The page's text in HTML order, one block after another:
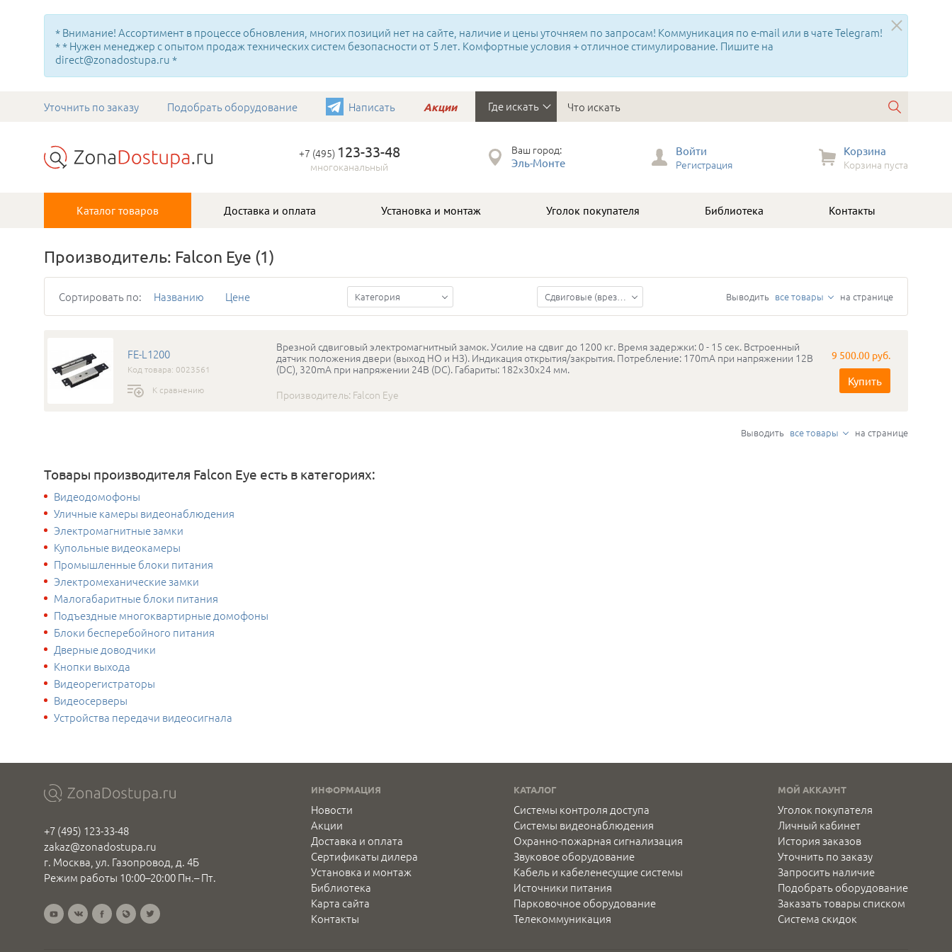
* Внимание! Ассортимент в процессе обновления, многих позиций нет на сайте, наличие и цены уточняем по запросам! Коммуникация по e-mail или в чате Telegram!
* * Нужен менеджер с опытом продаж технических систем безопасности от 5 лет. Комфортные условия + отличное стимулирование. Пишите на
direct@zonadostupa.ru *
Уточнить по заказу Подобрать оборудование Написать Акции Где искать
+7 (495) 123-33-48
многоканальный
Ваш город:
Эль-Монте
Войти
Регистрация
Корзина
Корзина пуста
Каталог товаров Доставка и оплата Установка и монтаж Уголок покупателя Библиотека Контакты
Производитель: Falcon Eye (1)
Сортировать по: Названию Цене Категория Сдвиговые (врезные) электромагнитные замки Выводить все товары на странице
FE-L1200
Код товара: 0023561
К сравнению
Врезной сдвиговый электромагнитный замок. Усилие на сдвиг до 1200 кг. Время задержки: 0 - 15 сек. Встроенный
датчик положения двери (выход НО и НЗ). Индикация открытия/закрытия. Потребление: 170mA при напряжении 12В
(DC), 320mA при напряжении 24В (DC). Габариты: 182х30х24 мм.
Производитель: Falcon Eye
9 500.00 руб.
Купить
Выводить все товары на странице
Товары производителя Falcon Eye есть в категориях:
Видеодомофоны
Уличные камеры видеонаблюдения
Электромагнитные замки
Купольные видеокамеры
Промышленные блоки питания
Электромеханические замки
Малогабаритные блоки питания
Подъездные многоквартирные домофоны
Блоки бесперебойного питания
Дверные доводчики
Кнопки выхода
Видеорегистраторы
Видеосерверы
Устройства передачи видеосигнала
+7 (495) 123-33-48
zakaz@zonadostupa.ru
г. Москва, ул. Газопровод, д. 4Б
Режим работы 10:00–20:00 Пн.– Пт.
ИНФОРМАЦИЯ
Новости
Акции
Доставка и оплата
Сертификаты дилера
Установка и монтаж
Библиотека
Карта сайта
Контакты
КАТАЛОГ
Системы контроля доступа
Системы видеонаблюдения
Охранно-пожарная сигнализация
Звуковое оборудование
Кабель и кабеленесущие системы
Источники питания
Парковочное оборудование
Телекоммуникация
МОЙ АККАУНТ
Уголок покупателя
Личный кабинет
История заказов
Уточнить по заказу
Запросить наличие
Подобрать оборудование
Заказать товары списком
Система скидок